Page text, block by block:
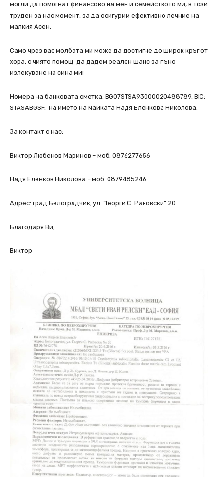
могли да помогнат финансово на мен и семейството ми, в този
труден за нас момент, за да осигурим ефективно лечние на
малкия Асен.
Само чрез вас молбата ми може да достигне до широк кръг от
хора, с чиято помощ да дадем реален шанс за пъно
излекуване на сина ми!
Номера на банковата сметка: BG07STSA93000020488789, BIC:
STASABGSF, на името на майката Надя Еленкова Николова.
За контакт с нас:
Виктор Любенов Маринов – моб. 0876277656
Надя Еленков Николова – моб. 0879485246
Aдрес: град Белоградчик, ул. “Георги С. Раковски” 20
Благодаря Ви,
Виктор